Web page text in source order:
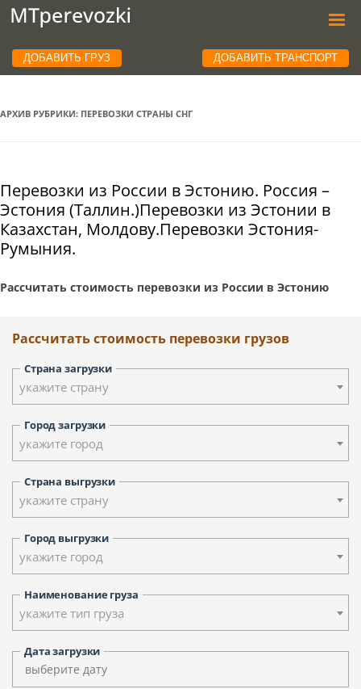
ДОБАВИТЬ ГРУЗ ДОБАВИТЬ ТРАНСПОРТ
АРХИВ РУБРИКИ: ПЕРЕВОЗКИ СТРАНЫ СНГ
Перевозки из России в Эстонию. Россия –
Эстония (Таллин.)Перевозки из Эстонии в
Казахстан, Молдову.Перевозки Эстония-
Румыния.
Рассчитать стоимость перевозки из России в Эстонию
Рассчитать стоимость перевозки грузов
Страна загрузки
укажите страну
Город загрузки
укажите город
Страна выгрузки
укажите страну
Город выгрузки
укажите город
Наименование груза
укажите тип груза
Дата загрузки